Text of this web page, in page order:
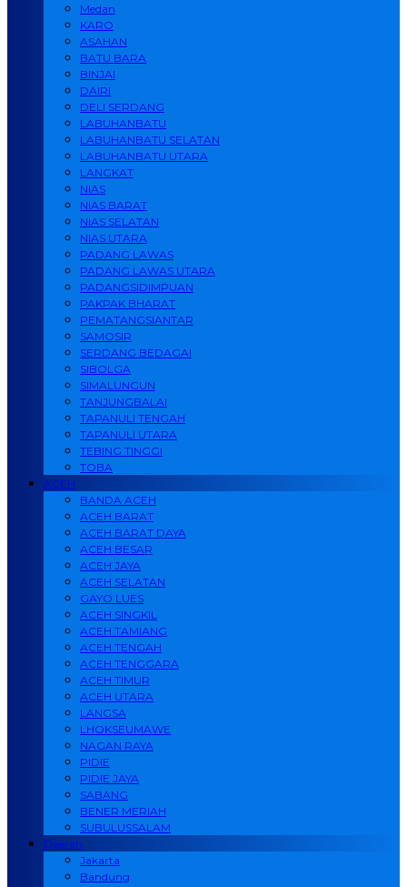
Medan
KARO
ASAHAN
BATU BARA
BINJAI
DAIRI
DELI SERDANG
LABUHANBATU
LABUHANBATU SELATAN
LABUHANBATU UTARA
LANGKAT
NIAS
NIAS BARAT
NIAS SELATAN
NIAS UTARA
PADANG LAWAS
PADANG LAWAS UTARA
PADANGSIDIMPUAN
PAKPAK BHARAT
PEMATANGSIANTAR
SAMOSIR
SERDANG BEDAGAI
SIBOLGA
SIMALUNGUN
TANJUNGBALAI
TAPANULI TENGAH
TAPANULI UTARA
TEBING TINGGI
TOBA
ACEH
BANDA ACEH
ACEH BARAT
ACEH BARAT DAYA
ACEH BESAR
ACEH JAYA
ACEH SELATAN
GAYO LUES
ACEH SINGKIL
ACEH TAMIANG
ACEH TENGAH
ACEH TENGGARA
ACEH TIMUR
ACEH UTARA
LANGSA
LHOKSEUMAWE
NAGAN RAYA
PIDIE
PIDIE JAYA
SABANG
BENER MERIAH
SUBULUSSALAM
Daerah
Jakarta
Bandung